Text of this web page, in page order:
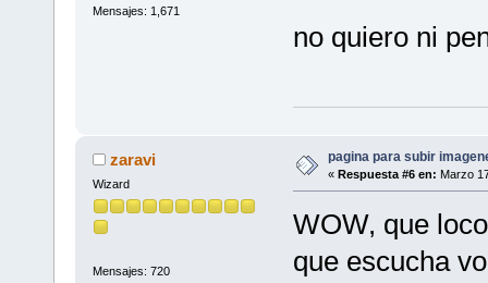
Mensajes: 1,671
no quiero ni
zaravi
Wizard
Mensajes: 720
pagina para subir
« Respuesta #6 en: Marzo
WOW, que
que escucha